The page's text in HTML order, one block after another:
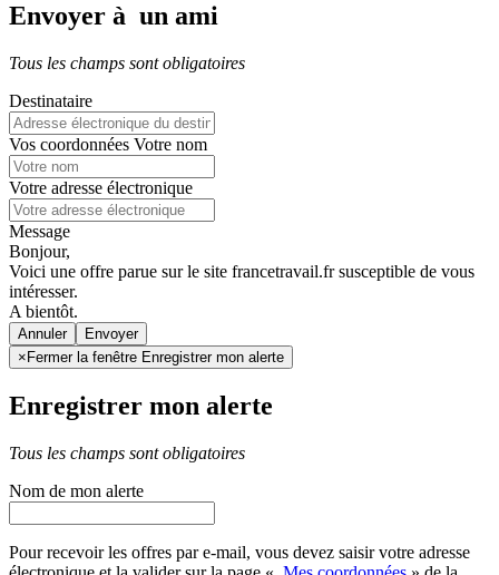
Envoyer à un ami
Tous les champs sont obligatoires
Destinataire
Vos coordonnées Votre nom
Votre adresse électronique
Message
Bonjour,
Voici une offre parue sur le site francetravail.fr susceptible de vous
intéresser.
A bientôt.
Annuler
× Fermer la fenêtre Enregistrer mon alerte
Enregistrer mon alerte
Tous les champs sont obligatoires
Nom de mon alerte
Pour recevoir les offres par e-mail, vous devez saisir votre adresse